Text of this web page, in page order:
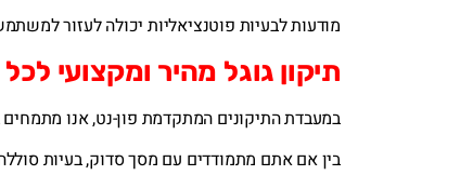
מודעות לבעיות פוטנציאליות יכולה לעזור
תיקון גוגל מהיר ומקצועי
במעבדת התיקונים המתקדמת פון-נט, אנו מתמחים
בין אם אתם מתמודדים עם מסך סדוק, בעיות